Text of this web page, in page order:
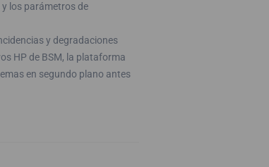
los parámetros de
y degradaciones
HP de BSM, la plataforma
en segundo plano antes